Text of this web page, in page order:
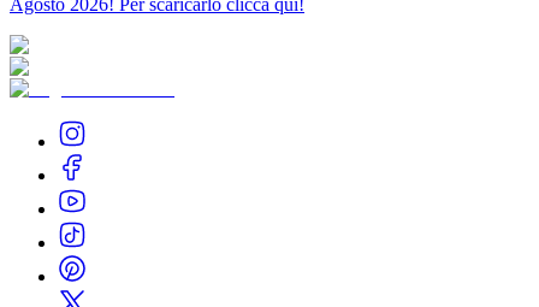
Agosto 2026! Per scaricarlo clicca qui!